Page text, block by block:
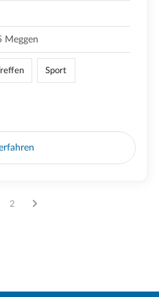
Meggen
Sport
sur la page
Vous êtes sur la page
2